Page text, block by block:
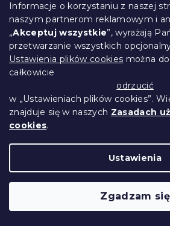
Informacje o korzystaniu z naszej
naszym partnerom reklamowym i
„Akceptuj wszystkie”, wyrażają
przetwarzanie wszystkich
Ustawienia plików cookies można
całkowicie
odrzucić
w „Ustawieniach plików cookies”.
znajduje się w naszych Zasadach
cookies.
Ustawienia
Zgadzam się
Moltonowe
polarowe ciemnoszare
W magazynie(>10 szt)
41 zł